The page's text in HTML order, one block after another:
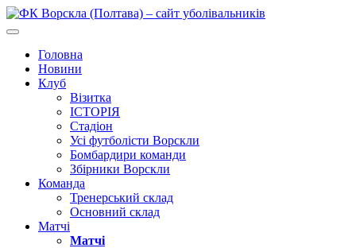
Головна
Новини
Клуб
Візитка
ІСТОРІЯ
Стадіон
Усі футболісти Ворскли
Бомбардири команди
Збірники Ворскли
Команда
Тренерський склад
Основний склад
Матчі
Матчі